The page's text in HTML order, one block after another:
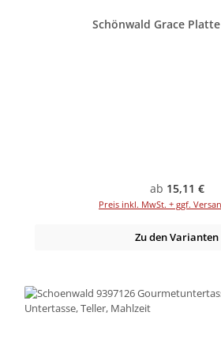
Schönwald Grace
Regulärer
ab 15,11 €
Preis inkl. MwSt. + ggf.
Zu den Varianten